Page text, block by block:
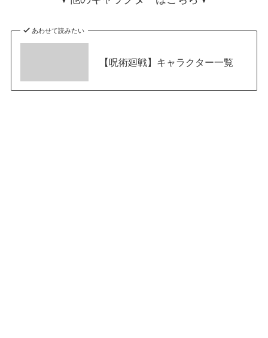
あわせて読みたい
【呪術廻戦】キャラクター一覧